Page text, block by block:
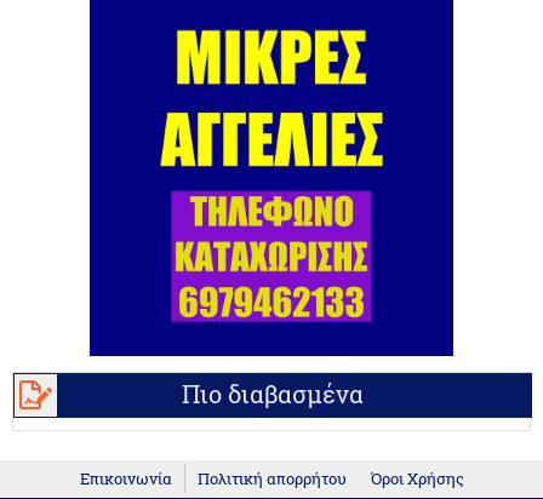
Πιο διαβασμένα
Επικοινωνία Πολιτική απορρήτου Όροι Χρήσης